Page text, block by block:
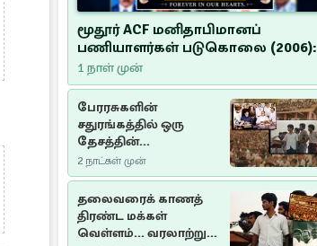
மூதூர் ACF மனிதாபிமானப்
பணியாளர்கள் படுகொலை (2006):
20 ஆண்டுகளாகியும் நீதி
மறுக்கப்பட்ட மனிதாபிமானப்
பேரவலம்
1 நாள் முன்
பேரரசுகளின்
சதுரங்கத்தில் ஒரு
தேசத்தின்
தீர்க்கதரிசனம் :
சுதுமலை பிரகடனம்
ஒரு வரலாற்றுப் பாடம்
2 நாட்கள் முன்
தலைவரைக் காணத்
திரண்ட மக்கள்
வெள்ளம்... வரலாற்றுச்